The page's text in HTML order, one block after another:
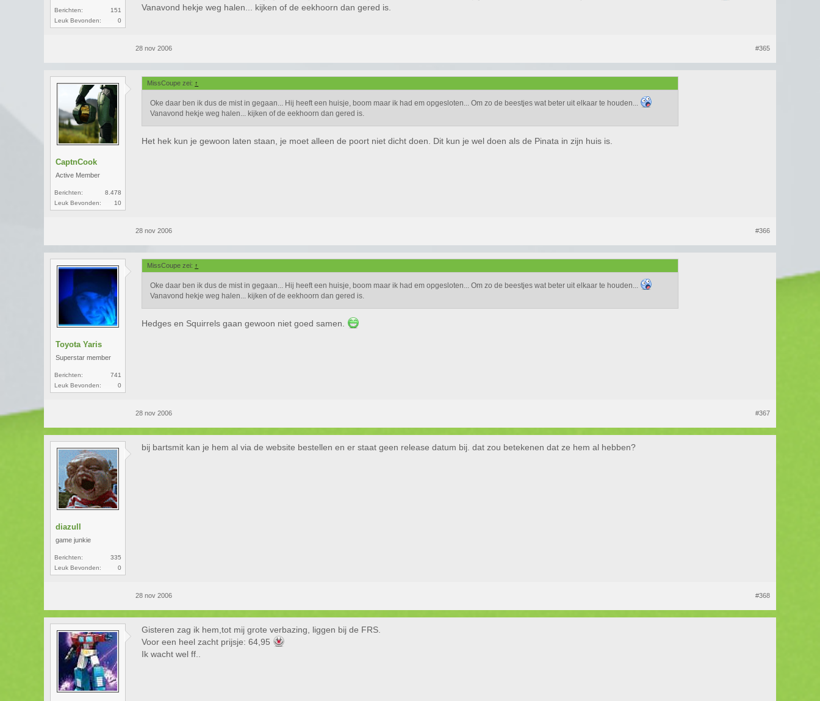
Berichten:
151
Leuk Bevonden:
0
Vanavond hekje weg halen... kijken of de eekhoorn dan gered is.
28 nov 2006 #365
CaptnCook
Active Member
Berichten:
8.478
Leuk Bevonden:
10
MissCoupe zei: ↑
Oke daar ben ik dus de mist in gegaan... Hij heeft een huisje, boom maar ik had em opgesloten... Om zo de beestjes wat beter uit elkaar te houden...
Vanavond hekje weg halen... kijken of de eekhoorn dan gered is.
Het hek kun je gewoon laten staan, je moet alleen de poort niet dicht doen. Dit kun je wel doen als de Pinata in zijn huis is.
28 nov 2006 #366
Toyota Yaris
Superstar member
Berichten:
741
Leuk Bevonden:
0
MissCoupe zei: ↑
Oke daar ben ik dus de mist in gegaan... Hij heeft een huisje, boom maar ik had em opgesloten... Om zo de beestjes wat beter uit elkaar te houden...
Vanavond hekje weg halen... kijken of de eekhoorn dan gered is.
Hedges en Squirrels gaan gewoon niet goed samen.
28 nov 2006 #367
diazull
game junkie
Berichten:
335
Leuk Bevonden:
0
bij bartsmit kan je hem al via de website bestellen en er staat geen release datum bij. dat zou betekenen dat ze hem al hebben?
28 nov 2006 #368
Gisteren zag ik hem,tot mij grote verbazing, liggen bij de FRS.
Voor een heel zacht prijsje: 64,95
Ik wacht wel ff..